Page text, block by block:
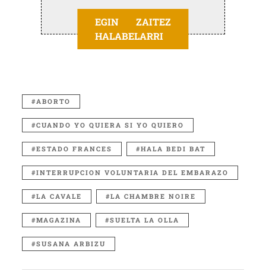
EGIN ZAITEZ
HALABELARRI
ABORTO
CUANDO YO QUIERA SI YO QUIERO
ESTADO FRANCES HALA BEDI BAT
INTERRUPCION VOLUNTARIA DEL EMBARAZO
LA CAVALE LA CHAMBRE NOIRE
MAGAZINA SUELTA LA OLLA
SUSANA ARBIZU